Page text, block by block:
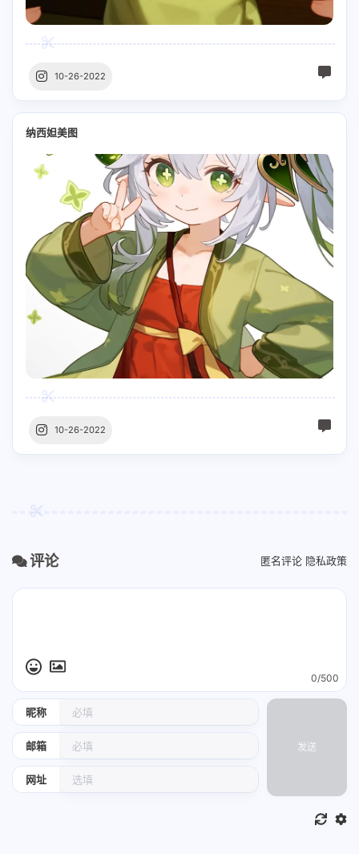
10-26-2022
纳西妲美图
10-26-2022
评论 匿名评论 隐私政策
昵称
邮箱
网址
0/500
发送